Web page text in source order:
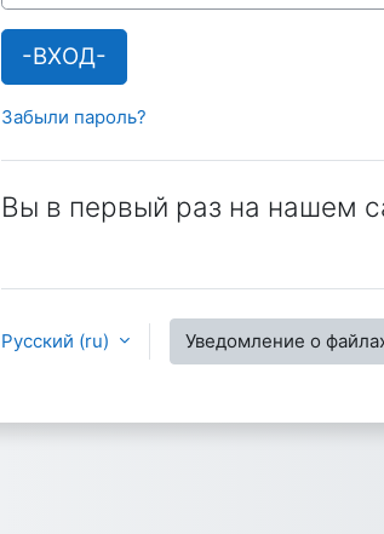
-ВХОД-
Забыли пароль?
Вы в первый раз на нашем
Русский ‎(ru)‎ Уведомление о